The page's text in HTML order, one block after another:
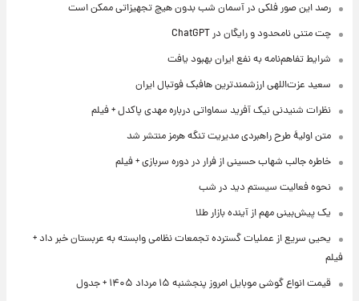
رصد این صور فلکی در آسمان شب بدون هیچ تجهیزاتی ممکن است
چت متنی نامحدود و رایگان در ChatGPT
شرایط تفاهم‌نامه به نفع ایران بهبود یافت
سعید عزت‌اللهی ارزشمندترین هافبک فوتبال ایران
نظرات شنیدنی نیک آفرید سماواتی درباره مهدی پاکدل + فیلم
متن اولیۀ طرح راهبردی مدیریت تنگه هرمز منتشر شد
خاطره جالب شهاب حسینی از فرار در دوره سربازی + فیلم
نحوه فعالیت سیستم دید در شب
یک پیش‌بینی مهم از آینده بازار طلا
یحیی سریع از عملیات گسترده تجمعات نظامی وابسته به عربستان خبر داد +
فیلم
قیمت انواع گوشی موبایل امروز پنجشنبه ۱۵ مرداد ۱۴۰۵ + جدول